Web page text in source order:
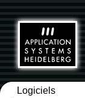
Logiciels